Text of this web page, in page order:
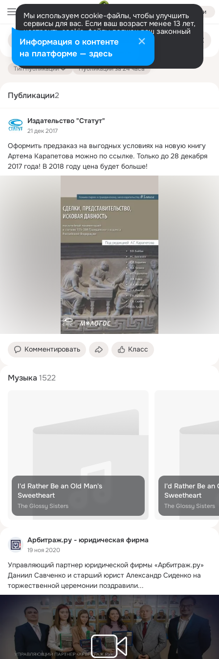
Войти
Мы используем cookie-файлы, чтобы улучшить
сервисы для вас. Если ваш возраст менее 13 лет,
настроить cookie-файлы должен ваш законный
представитель. Больше информации
Разрешить все Настроить
Поиск
публикациям
Тип публикации Публикации за 24 часа
Публикации2
Издательство "Статут"
21 дек 2017
Оформить предзаказ на выгодных условиях на новую книгу
Артема Карапетова можно по ссылке. Только до 28 декабря
2017 года! В 2018 году цена будет больше!
Комментировать Класс
Музыка 1522
I'd Rather Be an Old Man's
Sweetheart
The Glossy Sisters
I'd Rather Be an
Sweetheart
The Glossy Sisters
Арбитраж.ру - юридическая фирма
19 ноя 2020
Управляющий партнер юридической фирмы «Арбитраж.ру»
Даниил Савченко и старший юрист Александр Сиденко на
торжественной церемонии поздравили...
Информация о контенте
на платформе — здесь